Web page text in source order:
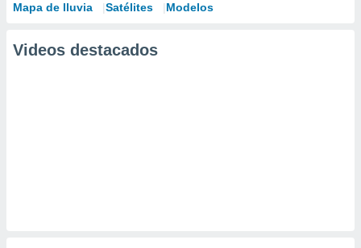
Mapa de lluvia Satélites Modelos
Videos destacados